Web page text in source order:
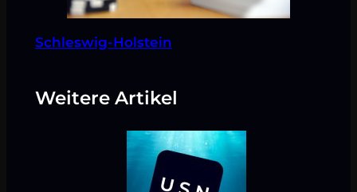
Schleswig-Holstein
Weitere Artikel